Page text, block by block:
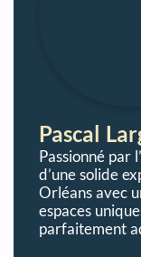
Pascal
Passionné par
d’une solide
Orléans avec
espaces
parfaitement